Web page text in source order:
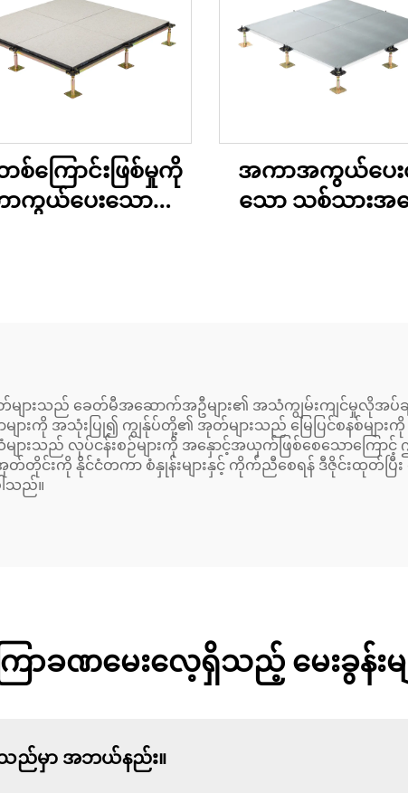
ကြောင်းဖြစ်မှုကို
ကွယ်ပေးသော
အကာအကွယ်ပေး
သော သစ်သားအခ
အုတ်များသည် ခေတ်မီအဆောက်အဦများ၏ အသံကျွမ်းကျင်မှုလိုအ
များကို အသုံးပြု၍ ကျွန်ုပ်တို့၏ အုတ်များသည် မြေပြင်စနစ်မျ
အသံများသည် လုပ်ငန်းစဉ်များကို အနှောင့်အယှက်ဖြစ်စေသော
င်းကို နိုင်ငံတကာ စံနှုန်းများနှင့် ကိုက်ညီစေရန် ဒီဇိုင်းထုတ်ပ
သည်။
ြာခဏမေးလေ့ရှိသည့် မေးခွန်းမျ
ဆိုသည်မှာ အဘယ်နည်း။